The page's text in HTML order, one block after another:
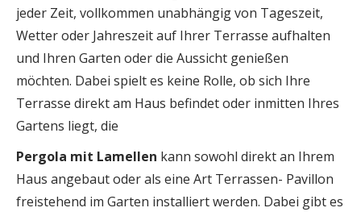
jeder Zeit, vollkommen unabhängig von Tageszeit,
Wetter oder Jahreszeit auf Ihrer Terrasse aufhalten
und Ihren Garten oder die Aussicht genießen
möchten. Dabei spielt es keine Rolle, ob sich Ihre
Terrasse direkt am Haus befindet oder inmitten Ihres
Gartens liegt, die
Pergola mit Lamellen kann sowohl direkt an Ihrem
Haus angebaut oder als eine Art Terrassen- Pavillon
freistehend im Garten installiert werden. Dabei gibt es